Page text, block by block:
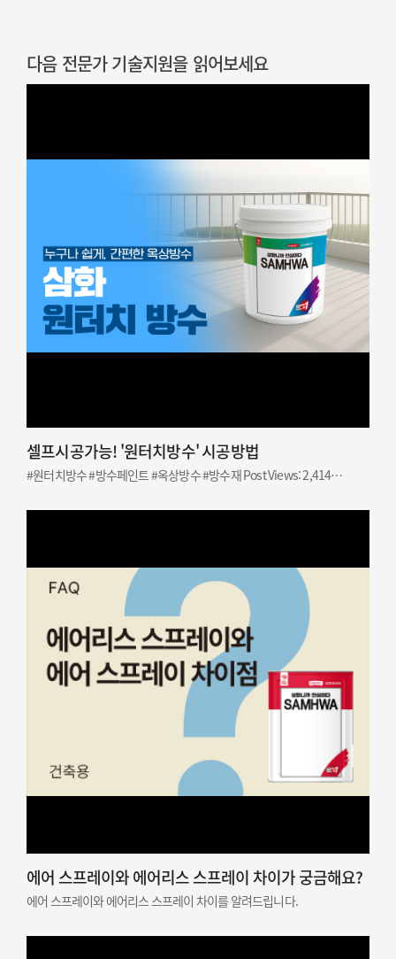
다음 전문가 기술지원을 읽어보세요
셀프시공가능! '원터치방수' 시공방법
#원터치방수 #방수페인트 #옥상방수 #방수재 Post Views: 2,414…
에어 스프레이와 에어리스 스프레이 차이가 궁금해요?
에어 스프레이와 에어리스 스프레이 차이를 알려드립니다.